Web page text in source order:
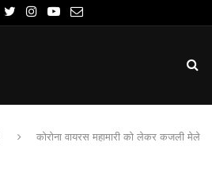
कोरोना वायरस महामारी को लेकर कजली मेले